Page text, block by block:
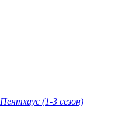
Пентхаус (1-3 сезон)